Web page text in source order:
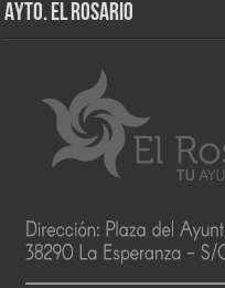
AYTO. EL ROSARIO